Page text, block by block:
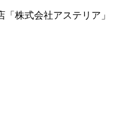
株式会社アステリア」